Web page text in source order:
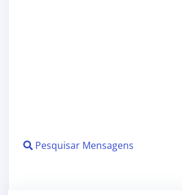
Pesquisar Mensagens